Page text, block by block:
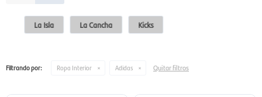
La Isla La Cancha Kicks
Filtrando por: Ropa Interior Adidas Quitar filtros